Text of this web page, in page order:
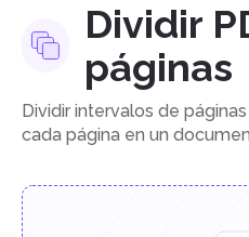
Dividir
páginas
Dividir intervalos de
cada página en un